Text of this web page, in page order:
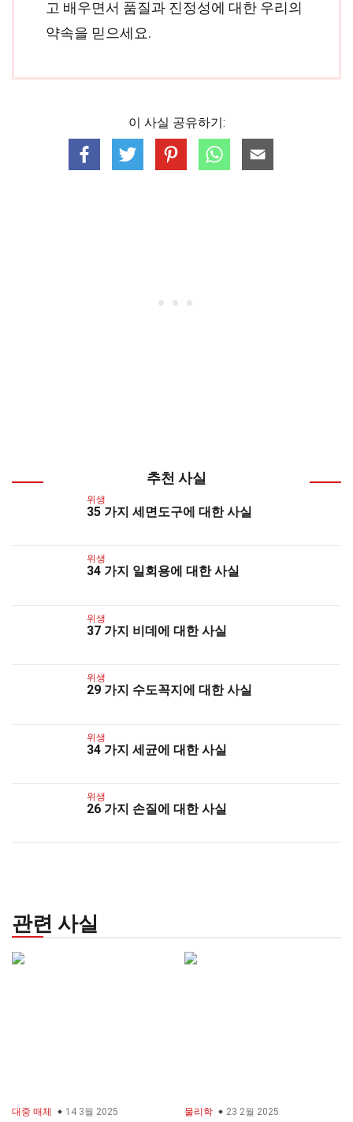
고 배우면서 품질과 진정성에 대한 우리의
약속을 믿으세요.
이 사실 공유하기:
추천 사실
위생
35 가지 세면도구에 대한 사실
위생
34 가지 일회용에 대한 사실
위생
37 가지 비데에 대한 사실
위생
29 가지 수도꼭지에 대한 사실
위생
34 가지 세균에 대한 사실
위생
26 가지 손질에 대한 사실
관련 사실
대중 매체 14 3월 2025 물리학 23 2월 2025